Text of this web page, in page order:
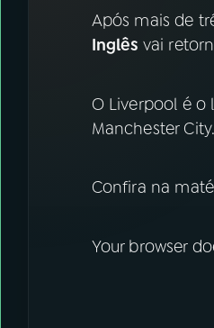
ACOMPANHE A RÁDIO NACIONAL
Após mais de
Inglês vai
O Liverpool é
Manchester City.
Confira na
Your browser